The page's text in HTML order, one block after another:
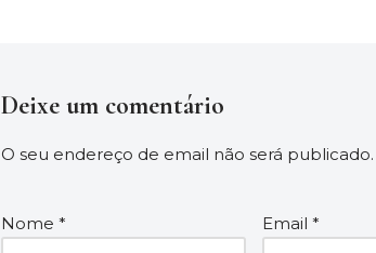
Deixe um comentário
O seu endereço de email não será publicado.
Nome * Email *